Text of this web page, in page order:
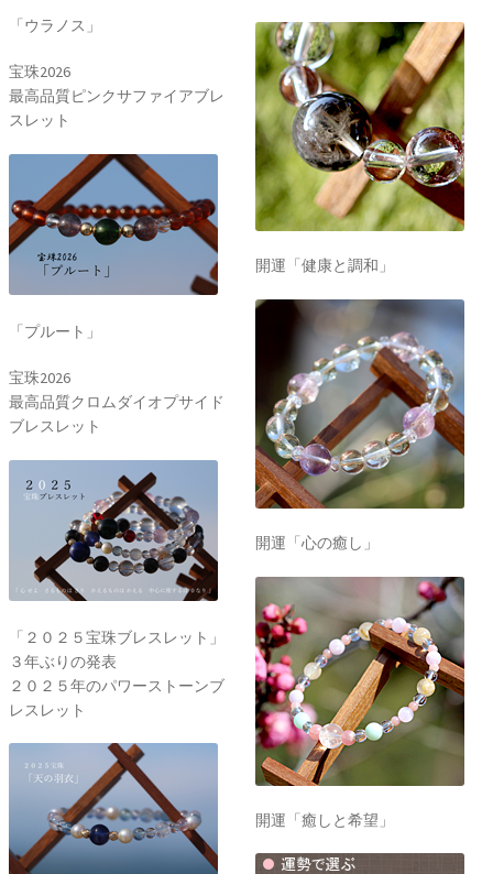
「ウラノス」
宝珠2026
最高品質ピンクサファイアブレ
スレット
「プルート」
宝珠2026
最高品質クロムダイオプサイド
ブレスレット
「２０２５宝珠ブレスレット」
３年ぶりの発表
２０２５年のパワーストーンブ
レスレット
開運「健康と調和」
開運「心の癒し」
開運「癒しと希望」